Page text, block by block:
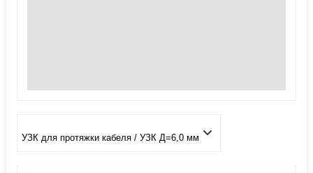
УЗК для протяжки кабеля / УЗК Д=6,0 мм